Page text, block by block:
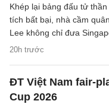
20h trước
Khép lại bảng đấu tử
tích bất bại, nhà cầm
Lee không chỉ đưa
vào bán kết ASEAN Cup
nhất khu vực.
ĐT Việt Nam fair-
Cup 2026